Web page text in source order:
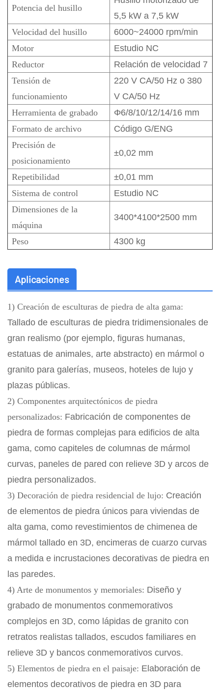
Potencia del husillo
5,5 kW a 7,5 kW
Velocidad del husillo
6000~24000 rpm/min
Motor
Estudio NC
Reductor
Relación de velocidad 7
Tensión de
funcionamiento
220 V CA/50 Hz o 380
V CA/50 Hz
Herramienta de grabado
Φ6/8/10/12/14/16 mm
Formato de archivo
Código G/ENG
Precisión de
posicionamiento
±0,02 mm
Repetibilidad
±0,01 mm
Sistema de control
Estudio NC
Dimensiones de la
máquina
3400*4100*2500 mm
Peso 4300 kg
Aplicaciones
1) Creación de esculturas de piedra de alta gama:
Tallado de esculturas de piedra tridimensionales de
gran realismo (por ejemplo, figuras humanas,
estatuas de animales, arte abstracto) en mármol o
granito para galerías, museos, hoteles de lujo y
plazas públicas.
2) Componentes arquitectónicos de piedra
personalizados: Fabricación de componentes de
piedra de formas complejas para edificios de alta
gama, como capiteles de columnas de mármol
curvas, paneles de pared con relieve 3D y arcos de
piedra personalizados.
3) Decoración de piedra residencial de lujo: Creación
de elementos de piedra únicos para viviendas de
alta gama, como revestimientos de chimenea de
mármol tallado en 3D, encimeras de cuarzo curvas
a medida e incrustaciones decorativas de piedra en
las paredes.
4) Arte de monumentos y memoriales: Diseño y
grabado de monumentos conmemorativos
complejos en 3D, como lápidas de granito con
retratos realistas tallados, escudos familiares en
relieve 3D y bancos conmemorativos curvos.
5) Elementos de piedra en el paisaje: Elaboración de
elementos decorativos de piedra en 3D para